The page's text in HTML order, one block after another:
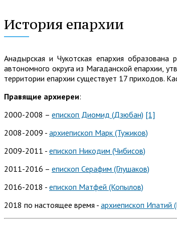
История епархии
Анадырская и Чукотская епархия
автономного округа из Магаданской епархии,
территории епархии существует 17 приходов.
Правящие архиереи:
2000-2008 – епископ Диомид (Дзюбан) [1]
2008-2009 - архиепископ Марк (Тужиков)
2009-2011 - епископ Никодим (Чибисов)
2011-2016 – епископ Серафим (Глушаков)
2016-2018 - епископ Матфей (Копылов)
2018 по настоящее время - архиепископ Ипатий